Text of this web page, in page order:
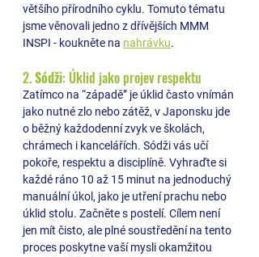
většího přírodního cyklu. Tomuto tématu
jsme věnovali jedno z dřívějších MMM
INSPI - koukněte na nahrávku.
2. Sódži: Úklid jako projev respektu
Zatímco na “západě” je úklid často vnímán
jako nutné zlo nebo zátěž, v Japonsku jde
o běžný každodenní zvyk ve školách,
chrámech i kancelářích. Sódži vás učí
pokoře, respektu a disciplíně. Vyhraďte si
každé ráno 10 až 15 minut na jednoduchý
manuální úkol, jako je utření prachu nebo
úklid stolu. Začněte s postelí. Cílem není
jen mít čisto, ale plné soustředění na tento
proces poskytne vaší mysli okamžitou